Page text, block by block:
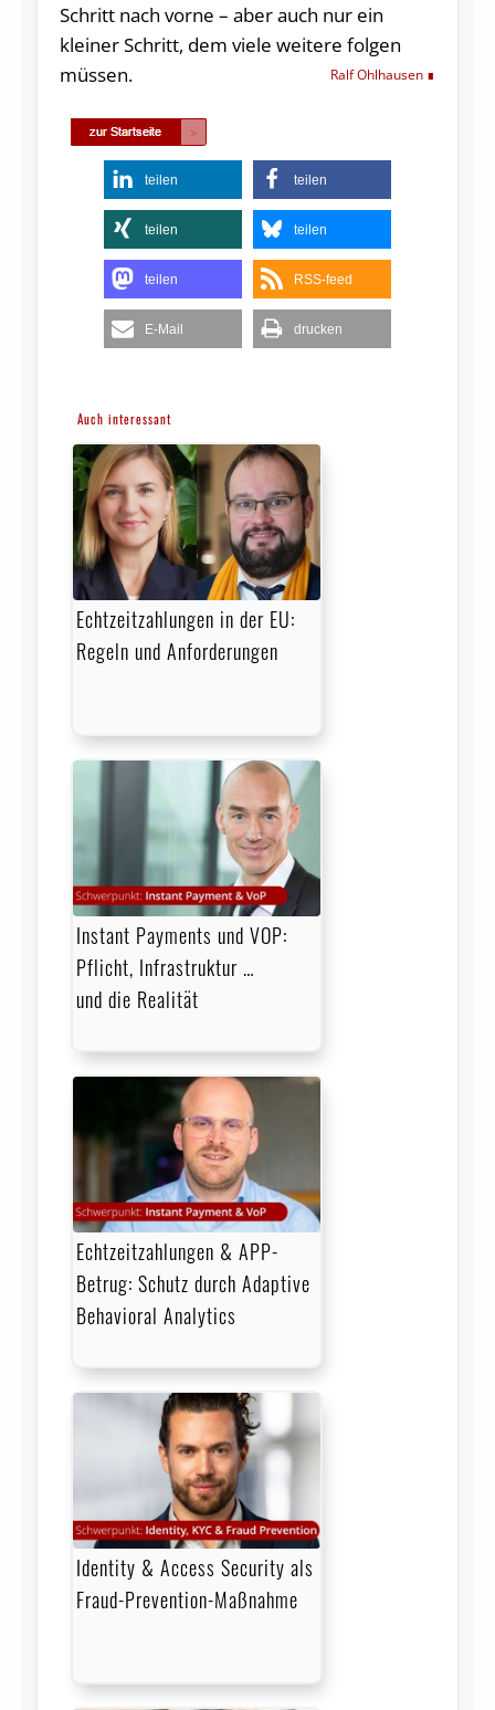
Schritt nach vorne – aber auch nur ein
kleiner Schritt, dem viele weitere folgen
müssen.
Ralf Ohlhausen
teilen teilen
teilen teilen
teilen RSS-feed
E-Mail drucken
Auch interessant
Echtzeitzahlungen in der EU:
Regeln und Anforderungen
Instant Payments und VOP:
Pflicht, Infrastruktur …
und die Realität
Echtzeitzahlungen & APP-
Betrug: Schutz durch Adaptive
Behavioral Analytics
Identity & Access Security als
Fraud-Prevention-Maßnahme